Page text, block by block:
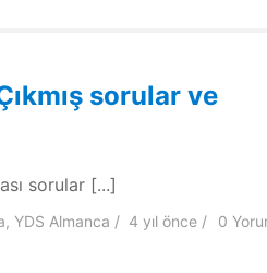
sorular ve
sorular [...]
, YDS Almanca 4 yıl önce 0